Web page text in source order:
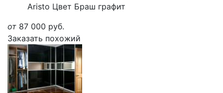
Aristo Цвет Браш графит
от 87 000 руб.
Заказать похожий